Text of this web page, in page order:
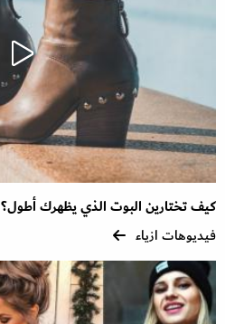
كيف تختارين البوت الذي يظهرك أطول؟
فيديوهات ازياء